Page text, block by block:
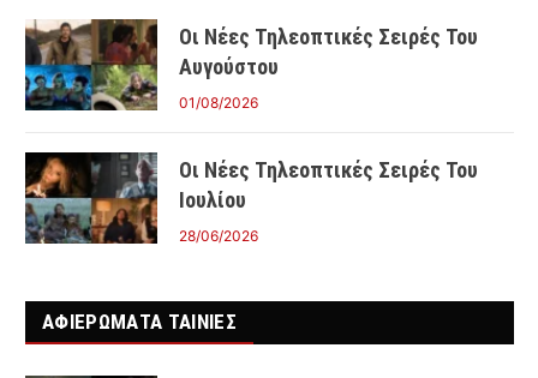
Οι Νέες Τηλεοπτικές Σειρές Του
Αυγούστου
01/08/2026
Οι Νέες Τηλεοπτικές Σειρές Του
Ιουλίου
28/06/2026
ΑΦΙΕΡΩΜΑΤΑ ΤΑΙΝΊΕΣ